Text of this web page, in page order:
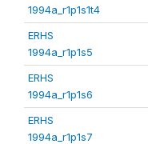
1994a_r1p1s1t4
ERHS
1994a_r1p1s5
ERHS
1994a_r1p1s6
ERHS
1994a_r1p1s7